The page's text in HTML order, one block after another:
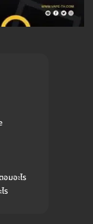
มอะไร
ร